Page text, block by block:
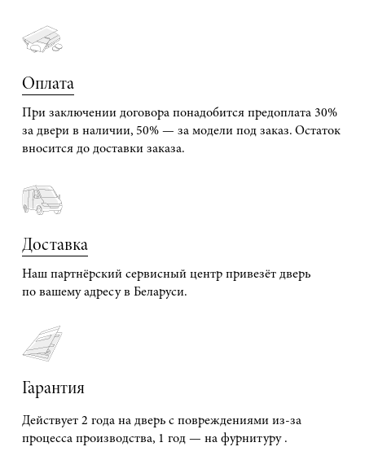
Оплата
При заключении договора понадобится предоплата 30%
за двери в наличии, 50% — за модели под заказ. Остаток
вносится до доставки заказа.
Доставка
Наш партнёрский сервисный центр привезёт дверь
по вашему адресу в Беларуси.
Гарантия
Действует 2 года на дверь с повреждениями из-за
процесса производства, 1 год — на фурнитуру .